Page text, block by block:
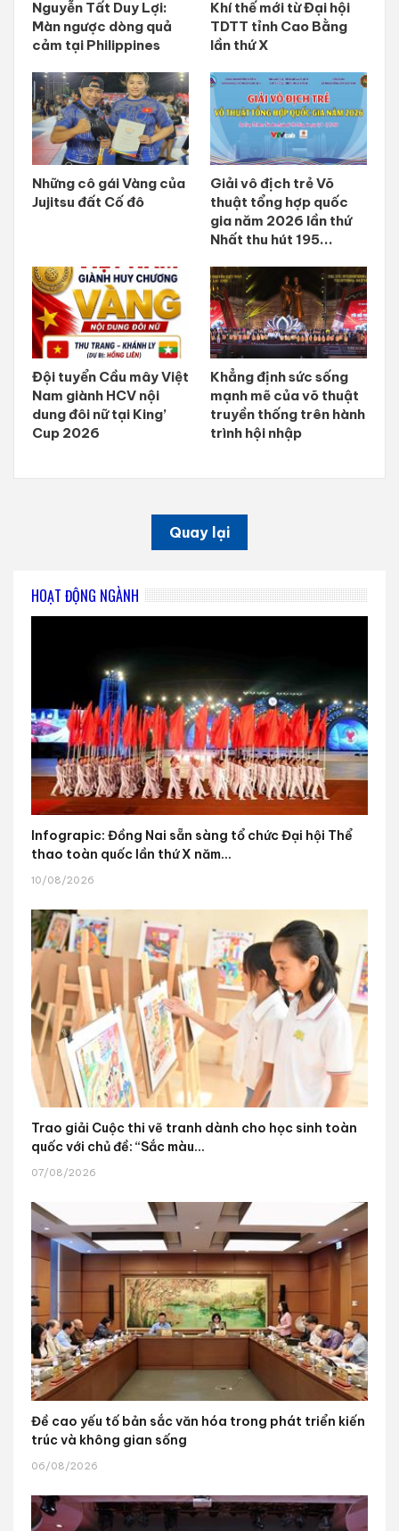
Nguyễn Tất Duy Lợi:
Màn ngược dòng quả
cảm tại Philippines
Khí thế mới từ Đại hội
TDTT tỉnh Cao Bằng
lần thứ X
Những cô gái Vàng của
Jujitsu đất Cố đô
Giải vô địch trẻ Võ
thuật tổng hợp quốc
gia năm 2026 lần thứ
Nhất thu hút 195...
Đội tuyển Cầu mây Việt
Nam giành HCV nội
dung đôi nữ tại King’
Cup 2026
Khẳng định sức sống
mạnh mẽ của võ thuật
truyền thống trên hành
trình hội nhập
Quay lại
HOẠT ĐỘNG NGÀNH
Infograpic: Đồng Nai sẵn sàng tổ chức Đại hội Thể
thao toàn quốc lần thứ X năm...
10/08/2026
Trao giải Cuộc thi vẽ tranh dành cho học sinh toàn
quốc với chủ đề: “Sắc màu...
07/08/2026
Đề cao yếu tố bản sắc văn hóa trong phát triển kiến
trúc và không gian sống
06/08/2026